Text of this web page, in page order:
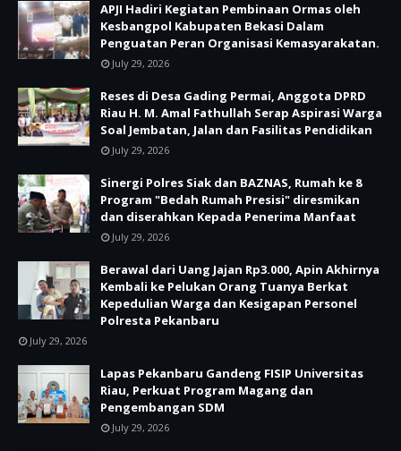
APJI Hadiri Kegiatan Pembinaan Ormas oleh
Kesbangpol Kabupaten Bekasi Dalam
Penguatan Peran Organisasi Kemasyarakatan.
July 29, 2026
Reses di Desa Gading Permai, Anggota DPRD
Riau H. M. Amal Fathullah Serap Aspirasi Warga
Soal Jembatan, Jalan dan Fasilitas Pendidikan
July 29, 2026
Sinergi Polres Siak dan BAZNAS, Rumah ke 8
Program "Bedah Rumah Presisi" diresmikan
dan diserahkan Kepada Penerima Manfaat
July 29, 2026
Berawal dari Uang Jajan Rp3.000, Apin Akhirnya
Kembali ke Pelukan Orang Tuanya Berkat
Kepedulian Warga dan Kesigapan Personel
Polresta Pekanbaru
July 29, 2026
Lapas Pekanbaru Gandeng FISIP Universitas
Riau, Perkuat Program Magang dan
Pengembangan SDM
July 29, 2026